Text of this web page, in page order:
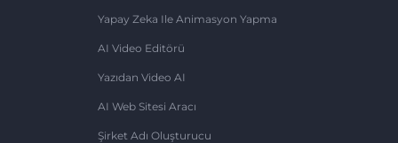
Yapay Zeka Ile Animasyon Yapma
AI Video Editörü
Yazıdan Video AI
AI Web Sitesi Aracı
Şirket Adı Oluşturucu